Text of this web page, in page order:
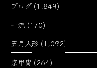
ブログ (1,849)
一流 (170)
五月人形 (1,092)
京甲冑 (264)